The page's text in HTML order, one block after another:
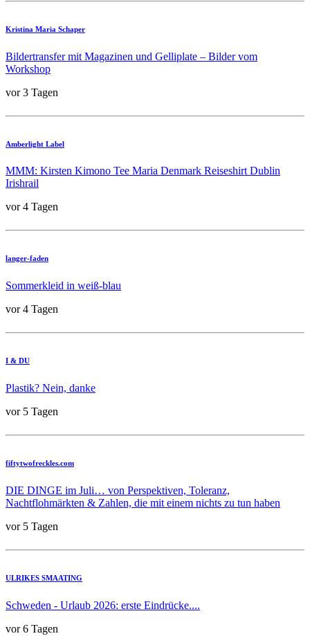
Kristina Maria Schaper
Bildertransfer mit Magazinen und Gelliplate – Bilder vom
Workshop
vor 3 Tagen
Amberlight Label
MMM: Kirsten Kimono Tee Maria Denmark Reiseshirt Dublin
Irishrail
vor 4 Tagen
langer-faden
Sommerkleid in weiß-blau
vor 4 Tagen
I & DU
Plastik? Nein, danke
vor 5 Tagen
fiftytwofreckles.com
DIE DINGE im Juli… von Perspektiven, Toleranz,
Nachtflohmärkten & Zahlen, die mit einem nichts zu tun haben
vor 5 Tagen
ULRIKES SMAATING
Schweden - Urlaub 2026: erste Eindrücke....
vor 6 Tagen